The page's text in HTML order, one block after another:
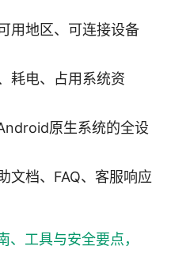
用地区、可连接设备
耗电、占用系统资
原生系统的全设
文档、FAQ、客服响应
、工具与安全要点，